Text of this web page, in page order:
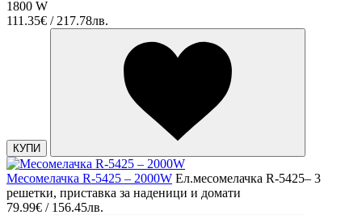
1800 W
111.35€ / 217.78лв.
КУПИ
Месомелачка R-5425 – 2000W Ел.месомелачка R-5425– 3
решетки, приставка за наденици и домати
79.99€ / 156.45лв.